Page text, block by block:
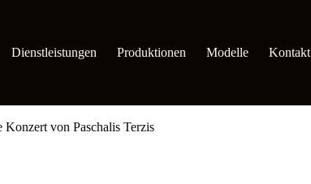
Dienstleistungen Produktionen Modelle Kontakt
von Paschalis Terzis